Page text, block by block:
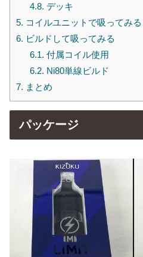
4.8. デッキ
5. コイルユニットで吸ってみる
6. ビルドして吸ってみる
6.1. 付属コイル使用
6.2. Ni80単線ビルド
7. まとめ
パッケージ